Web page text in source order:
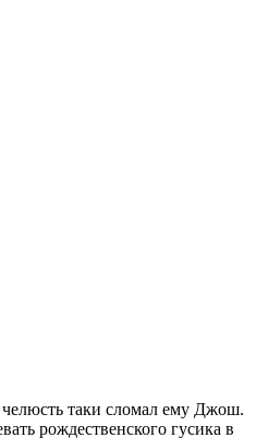
таки сломал ему Джош.
рождественского гусика в